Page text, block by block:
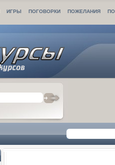
ИГРЫ ПОГОВОРКИ ПОЖЕЛАНИЯ